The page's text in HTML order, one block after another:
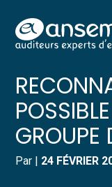
Aller
au
Créer et
Gérer votre
Piloter votre
Développer votre
Pilotez votre
Suivre votre
Gérer vos
Dématérialiser
GROUPE
Par | 24 FÉVRIER